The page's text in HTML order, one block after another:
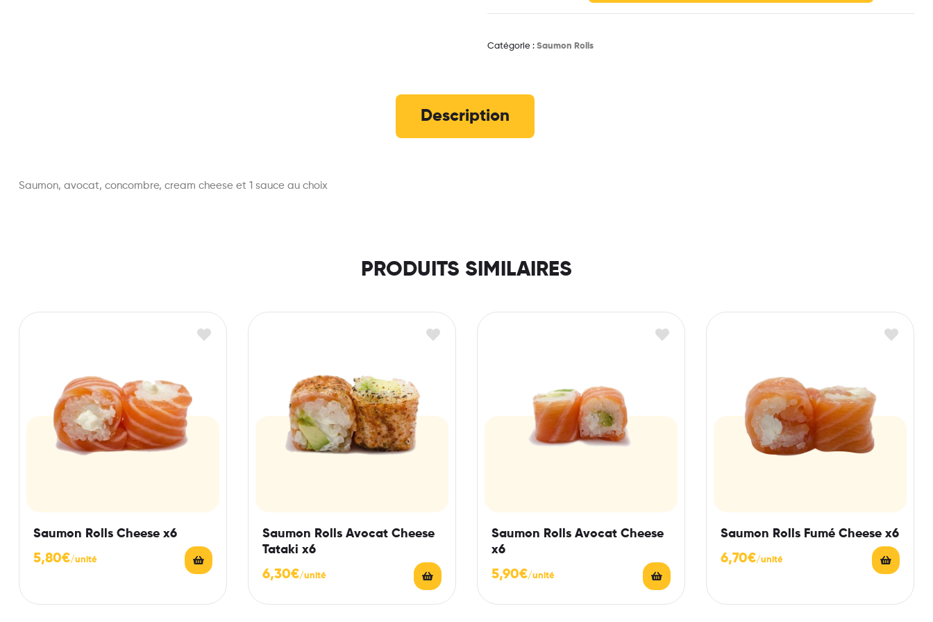
Catégorie : Saumon Rolls
Description
Saumon, avocat, concombre, cream cheese et 1 sauce au choix
PRODUITS SIMILAIRES
Saumon Rolls Cheese x6
5,80€
Saumon Rolls Avocat Cheese
Tataki x6
6,30€
Saumon Rolls Avocat Cheese
x6
5,90€
Saumon Rolls Fumé Cheese x6
6,70€